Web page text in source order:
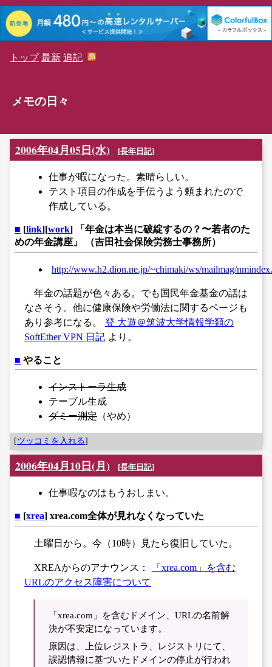
トップ 最新 追記
メモの日々
2006年04月05日(水) [長年日記]
仕事が暇になった。素晴らしい。
テスト項目の作成を手伝うよう頼まれたので
作成している。
■ [link][work] 「年金は本当に破綻するの？〜若者のた
めの年金講座」 （吉田社会保険労務士事務所）
http://www.h2.dion.ne.jp/~chimaki/ws/mailmag/
年金の話題が色々ある。でも国民年金基金の話は
なさそう。他に健康保険や労働法に関するページも
あり参考になる。
登 大遊＠筑波大学情報学類の
SoftEther VPN 日記 より。
■ やること
インストーラ生成
テーブル生成
ダミー測定 （やめ）
[ツッコミを入れる]
2006年04月10日(月) [長年日記]
仕事暇なのはもうおしまい。
■ [xrea] xrea.com全体が見れなくなっていた
土曜日から。今（10時）見たら復旧していた。
XREAからのアナウンス：
「xrea.com」を含む
URLのアクセス障害について
「xrea.com」を含むドメイン、URLの名前解
決が不安定になっています。
原因は、上位レジストラ、レジストリにて、
誤認情報に基づいたドメインの停止が行われ